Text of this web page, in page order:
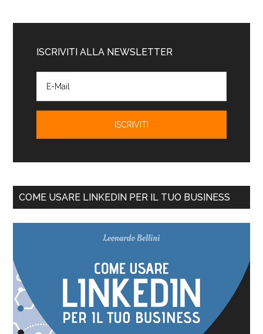
ISCRIVITI ALLA NEWSLETTER
COME USARE LINKEDIN PER IL TUO BUSINESS